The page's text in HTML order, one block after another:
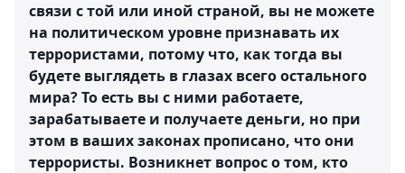
связи с той или иной страной, вы не можете
на политическом уровне признавать их
террористами, потому что, как тогда вы
будете выглядеть в глазах всего остального
мира? То есть вы с ними работаете,
зарабатываете и получаете деньги, но при
этом в ваших законах прописано, что они
террористы. Возникнет вопрос о том, кто